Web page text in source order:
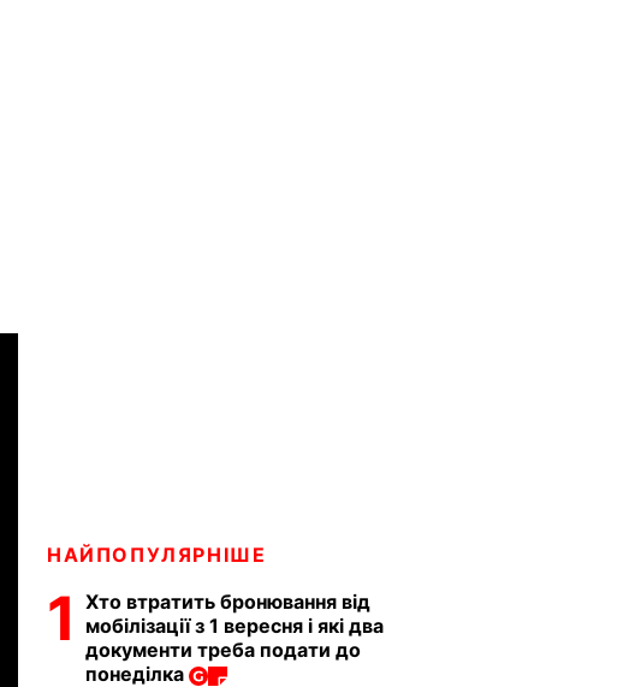
НАЙПОПУЛЯРНІШЕ
1
Хто втратить бронювання від
мобілізації з 1 вересня і які два
документи треба подати до
понеділка